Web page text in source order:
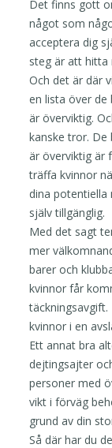
Det finns gott
något som
acceptera dig
steg är att hitta
Och det är där
en lista över
är överviktig.
kanske tror.
är överviktig är
träffa kvinnor
dina
själv tillgänglig.
Med det sagt
mer
barer och
kvinnor får
kvinnor i en
Ett annat bra
dejtingsajter
personer med
vikt i förväg
grund av din
Så där har du